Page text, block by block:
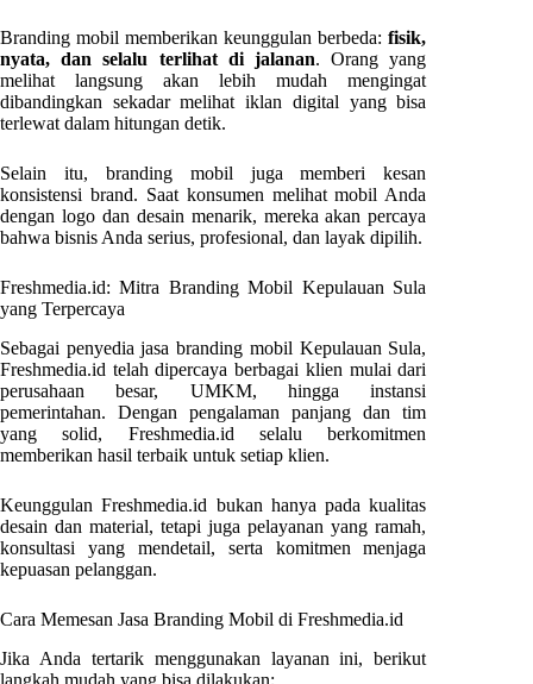
Branding mobil memberikan keunggulan berbeda:fisik,
nyata, dan selalu terlihat di jalanan. Orang yang
melihat langsung akan lebih mudah mengingat
dibandingkan sekadar melihat iklan digital yang bisa
terlewat dalam hitungan detik.
Selain itu, branding mobil juga memberi kesan
konsistensi brand. Saat konsumen melihat mobil Anda
dengan logo dan desain menarik, mereka akan percaya
bahwa bisnis Anda serius, profesional, dan layak dipilih.
Freshmedia.id: Mitra Branding Mobil Kepulauan Sula
yang Terpercaya
Sebagai penyedia jasa branding mobil Kepulauan Sula,
Freshmedia.id telah dipercaya berbagai klien mulai dari
perusahaan besar, UMKM, hingga instansi
pemerintahan. Dengan pengalaman panjang dan tim
yang solid, Freshmedia.id selalu berkomitmen
memberikan hasil terbaik untuk setiap klien.
Keunggulan Freshmedia.id bukan hanya pada kualitas
desain dan material, tetapi juga pelayanan yang ramah,
konsultasi yang mendetail, serta komitmen menjaga
kepuasan pelanggan.
Cara Memesan Jasa Branding Mobil di Freshmedia.id
Jika Anda tertarik menggunakan layanan ini, berikut
langkah mudah yang bisa dilakukan: